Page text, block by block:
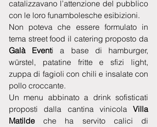
catalizzavano l’attenzione del pubblico
con le loro funambolesche esibizioni.
Non poteva che essere formulato in
tema street food il catering proposto da
Galà Eventi a base di hamburger,
würstel, patatine fritte e sfizi light,
zuppa di fagioli con chili e insalate con
pollo croccante.
Un menu abbinato a drink sofisticati
proposti dalla cantina vinicola Villa
Matilde che ha servito calici di